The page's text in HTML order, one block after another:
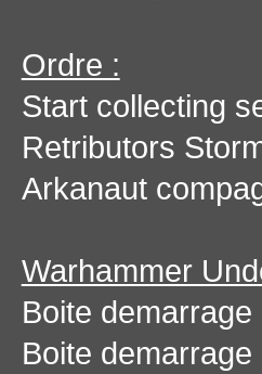
Ordre :
Start collecting
Retributors
Arkanaut
Warhammer
Boite
Boite